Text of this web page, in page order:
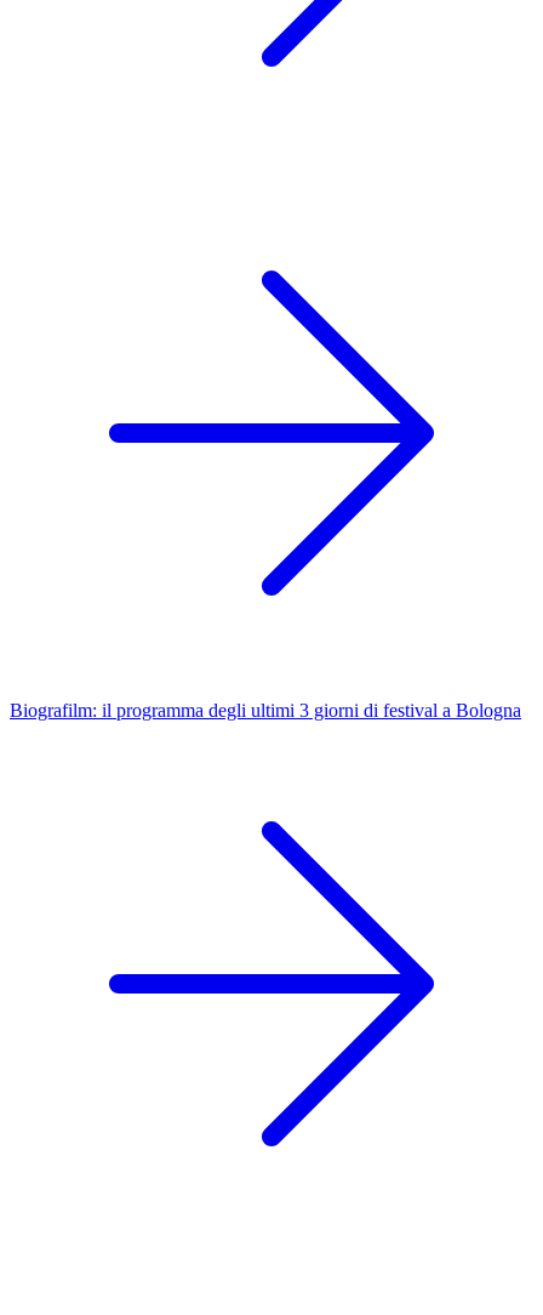
Biografilm: il programma degli ultimi 3 giorni di festival a Bologna